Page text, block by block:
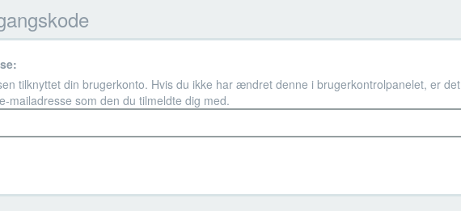
tilknyttet din brugerkonto. Hvis du ikke har ændret denne i brugerkontrolpanelet, er det
mailadresse som den du tilmeldte dig med.